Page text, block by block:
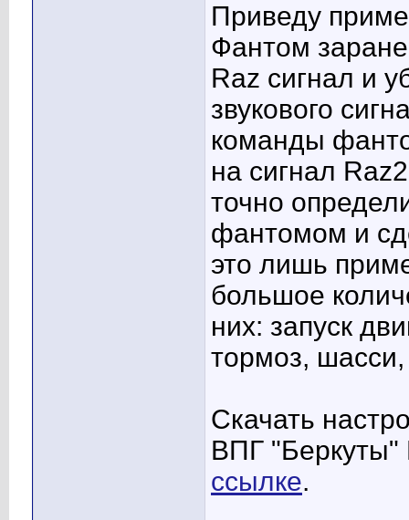
Приведу
Фантом
Raz сигнал и
звукового
команды
на сигнал
точно
фантомом и
это лишь
большое
них: запуск
тормоз,
Скачать
ВПГ "Беркуты"
ссылке.